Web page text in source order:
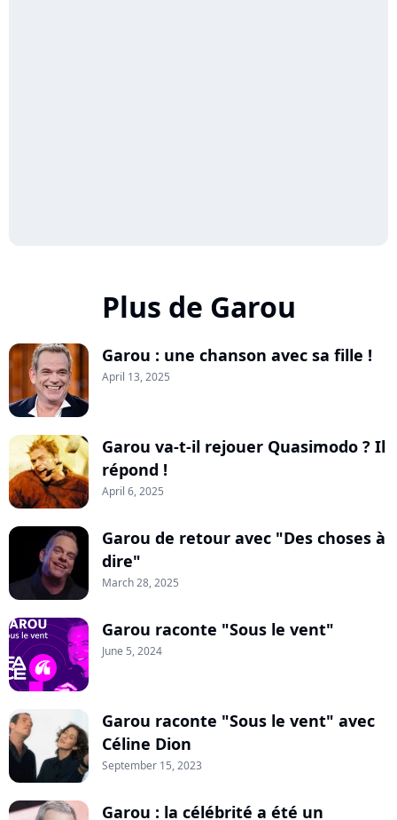
Plus de Garou
Garou : une chanson avec sa fille !
April 13, 2025
Garou va-t-il rejouer Quasimodo ? Il
répond !
April 6, 2025
Garou de retour avec "Des choses à
dire"
March 28, 2025
Garou raconte "Sous le vent"
June 5, 2024
Garou raconte "Sous le vent" avec
Céline Dion
September 15, 2023
Garou : la célébrité a été un